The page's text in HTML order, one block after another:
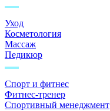
Уход
Косметология
Массаж
Педикюр
Спорт и фитнес
Фитнес-тренер
Спортивный менеджмент